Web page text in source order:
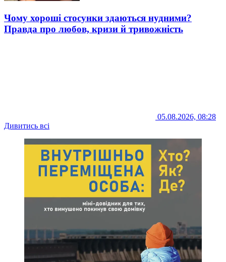
Чому хороші стосунки здаються нудними?
Правда про любов, кризи й тривожність
05.08.2026, 08:28
Дивитись всі